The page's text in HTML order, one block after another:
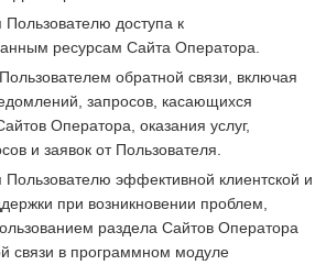
доступа к
ресурсам Сайта Оператора.
обратной связи, включая
запросов, касающихся
Оператора, оказания услуг,
и заявок от Пользователя.
Пользователю эффективной клиентской и
при возникновении проблем,
раздела Сайтов Оператора
связи в программном модуле